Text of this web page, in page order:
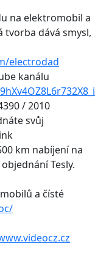
na elektromobil a
tvorba dává smysl,
electrodad
kanálu
/ 2010
svůj
km nabíjení na
Tesly.
a čísté